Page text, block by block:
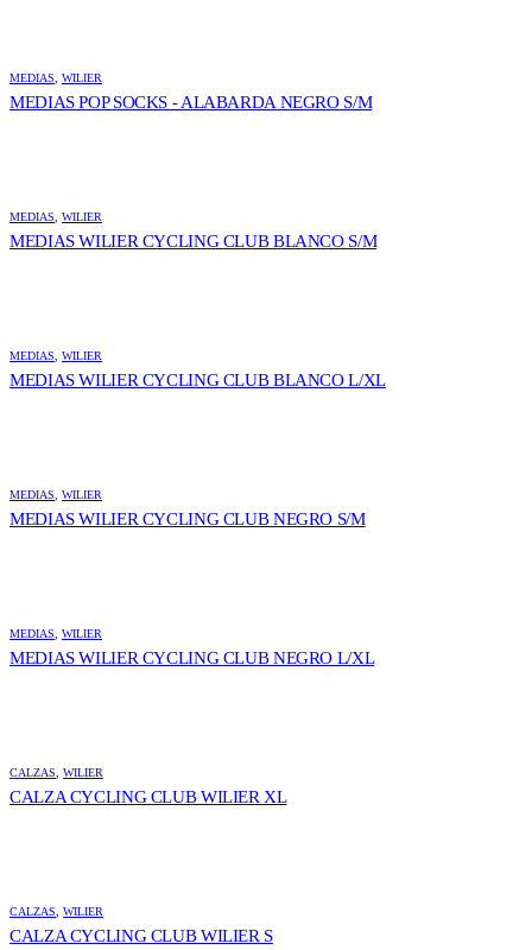
MEDIAS, WILIER
MEDIAS POP SOCKS - ALABARDA NEGRO S/M
MEDIAS, WILIER
MEDIAS WILIER CYCLING CLUB BLANCO S/M
MEDIAS, WILIER
MEDIAS WILIER CYCLING CLUB BLANCO L/XL
MEDIAS, WILIER
MEDIAS WILIER CYCLING CLUB NEGRO S/M
MEDIAS, WILIER
MEDIAS WILIER CYCLING CLUB NEGRO L/XL
CALZAS, WILIER
CALZA CYCLING CLUB WILIER XL
CALZAS, WILIER
CALZA CYCLING CLUB WILIER S